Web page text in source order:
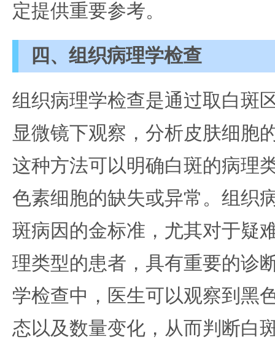
定提供重要参考。
四、组织病理学检查
组织病理学检查是通过取白斑
显微镜下观察，分析皮肤细胞
这种方法可以明确白斑的病理
色素细胞的缺失或异常。组织
斑病因的金标准，尤其对于疑
理类型的患者，具有重要的诊
学检查中，医生可以观察到黑
态以及数量变化，从而判断白